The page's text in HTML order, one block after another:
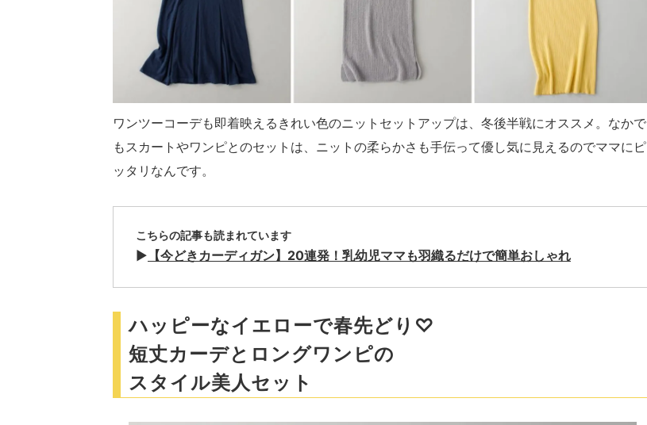
ワンツーコーデも即着映えるきれい色のニットセットアップは、冬後半戦にオススメ。なかで
もスカートやワンピとのセットは、ニットの柔らかさも手伝って優し気に見えるのでママにピ
ッタリなんです。
こちらの記事も読まれています
▶ 【今どきカーディガン】20連発！乳幼児ママも羽織るだけで簡単おしゃれ
ハッピーなイエローで春先どり♡
短丈カーデとロングワンピの
スタイル美人セット